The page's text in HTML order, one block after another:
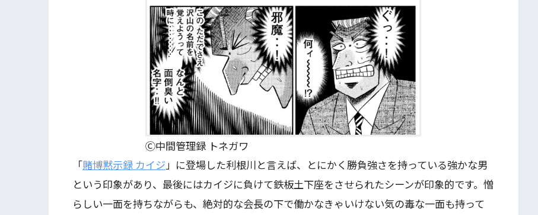
Ⓒ中間管理録 トネガワ
「賭博黙示録 カイジ」に登場した利根川と言えば、とにかく勝負強さを持っている強かな男
という印象があり、最後にはカイジに負けて鉄板土下座をさせられたシーンが印象的です。憎
らしい一面を持ちながらも、絶対的な会長の下で働かなきゃいけない気の毒な一面も持って